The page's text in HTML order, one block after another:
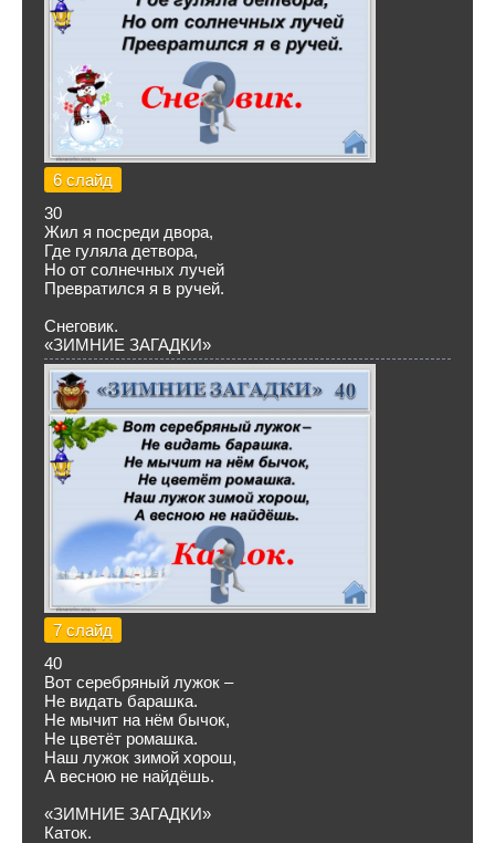
6 слайд
30
Жил я посреди двора,
Где гуляла детвора,
Но от солнечных лучей
Превратился я в ручей.
Снеговик.
«ЗИМНИЕ ЗАГАДКИ»
7 слайд
40
Вот серебряный лужок –
Не видать барашка.
Не мычит на нём бычок,
Не цветёт ромашка.
Наш лужок зимой хорош,
А весною не найдёшь.
«ЗИМНИЕ ЗАГАДКИ»
Каток.